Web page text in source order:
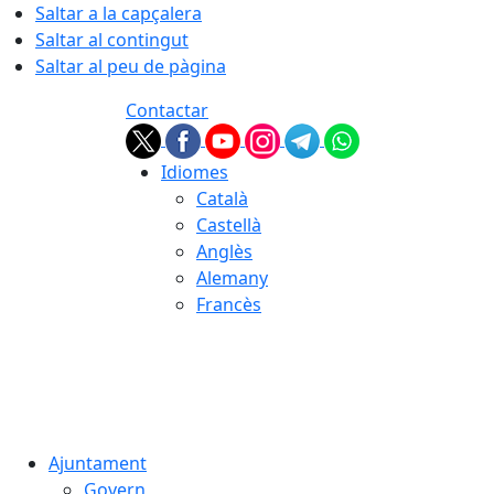
Saltar a la capçalera
Saltar al contingut
Saltar al peu de pàgina
Contactar
Idiomes
Català
Castellà
Anglès
Alemany
Francès
Ajuntament